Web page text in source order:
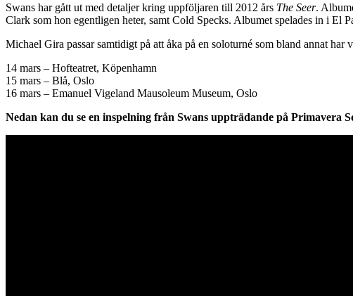
Swans har gått ut med detaljer kring uppföljaren till 2012 års The Seer.
Clark som hon egentligen heter, samt Cold Specks. Albumet spelades in i
Michael Gira passar samtidigt på att åka på en soloturné som bland annat
14 mars – Hofteatret, Köpenhamn
15 mars – Blå, Oslo
16 mars – Emanuel Vigeland Mausoleum Museum, Oslo
Nedan kan du se en inspelning från Swans uppträdande på Primavera